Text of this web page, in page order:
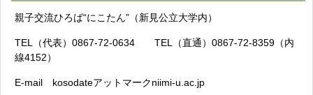
親子交流ひろば“にこたん”（新見公立大学内）
TEL（代表）0867-72-0634 TEL（直通）0867-72-8359（内
線4152）
E-mail kosodateアットマークniimi-u.ac.jp